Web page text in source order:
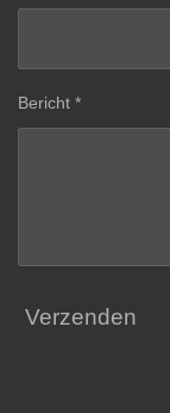
Bericht *
Verzenden